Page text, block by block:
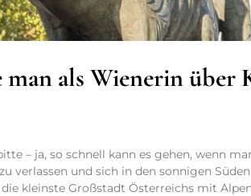
man als Wienerin über
– ja, so schnell kann es gehen, wenn
verlassen und sich in den sonnigen
kleinste Großstadt Österreichs mit